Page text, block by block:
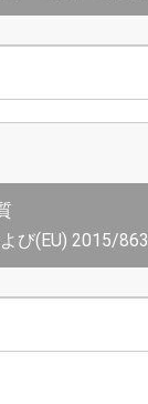
び(EU) 2015/863